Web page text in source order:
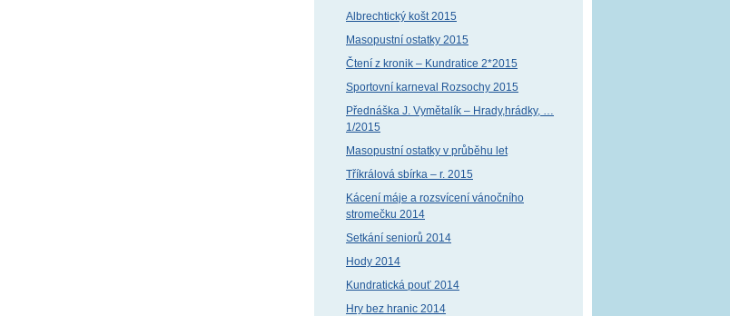
Albrechtický košt 2015
Masopustní ostatky 2015
Čtení z kronik – Kundratice 2*2015
Sportovní karneval Rozsochy 2015
Přednáška J. Vymětalík – Hrady,hrádky, …
1/2015
Masopustní ostatky v průběhu let
Tříkrálová sbírka – r. 2015
Kácení máje a rozsvícení vánočního
stromečku 2014
Setkání seniorů 2014
Hody 2014
Kundratická pouť 2014
Hry bez hranic 2014